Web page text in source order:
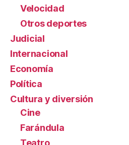
Velocidad
Otros deportes
Judicial
Internacional
Economía
Política
Cultura y diversión
Cine
Farándula
Teatro